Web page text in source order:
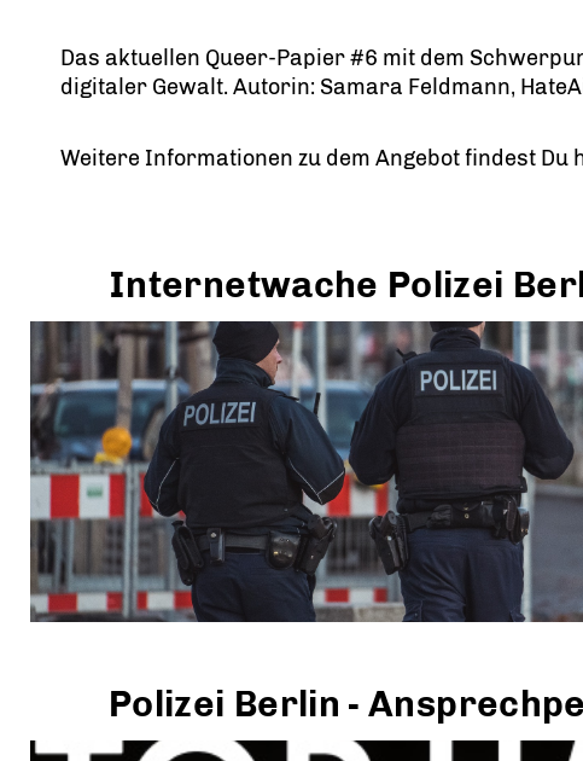
Das aktuellen Queer-Papier #6 mit dem
digitaler Gewalt. Autorin: Samara Feldmann,
Weitere Informationen zu dem Angebot findest
Internetwache Polizei
Polizei Berlin -